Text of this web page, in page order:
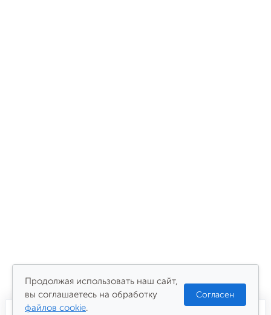
Продолжая использовать наш сайт,
вы соглашаетесь на обработку
файлов cookie.
Согласен